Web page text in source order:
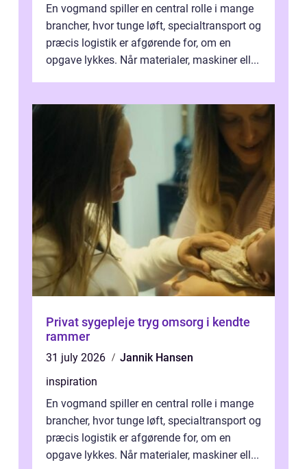
En vogmand spiller en central rolle i mange
brancher, hvor tunge løft, specialtransport og
præcis logistik er afgørende for, om en
opgave lykkes. Når materialer, maskiner ell...
Privat sygepleje tryg omsorg i kendte
rammer
31 july 2026
Jannik Hansen
inspiration
En vogmand spiller en central rolle i mange
brancher, hvor tunge løft, specialtransport og
præcis logistik er afgørende for, om en
opgave lykkes. Når materialer, maskiner ell...